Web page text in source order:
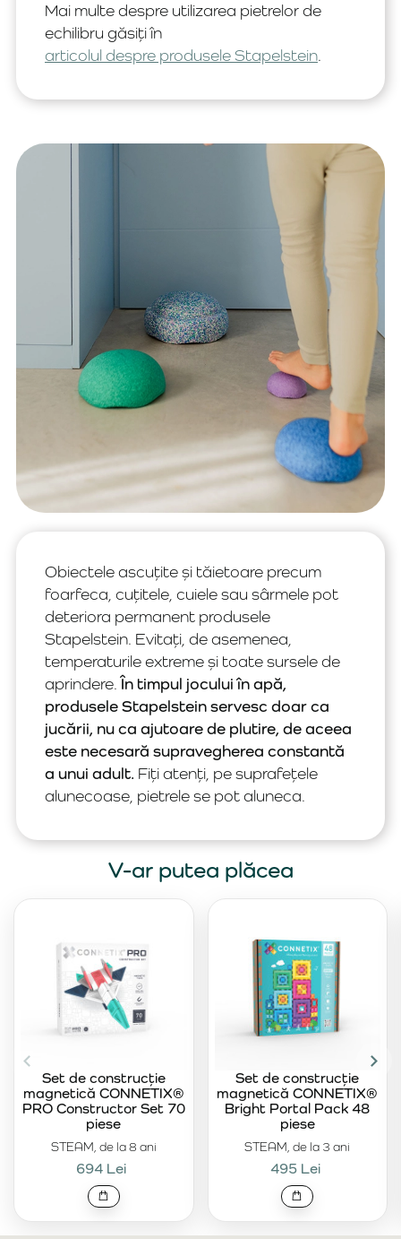
Mai multe despre utilizarea pietrelor de
echilibru găsiți în
articolul despre produsele Stapelstein.
Obiectele ascuțite și tăietoare precum
foarfeca, cuțitele, cuiele sau sârmele pot
deteriora permanent produsele
Stapelstein. Evitați, de asemenea,
temperaturile extreme și toate sursele de
aprindere.În timpul jocului în apă,
produsele Stapelstein servesc doar ca
jucării, nu ca ajutoare de plutire, de aceea
este necesară supravegherea constantă
a unui adult. Fiți atenți, pe suprafețele
alunecoase, pietrele se pot aluneca.
V-ar putea plăcea
STEAM, de la 8 ani
Set de construcție
magnetică CONNETIX®
PRO Constructor Set 70
piese
694 Lei
STEAM, de la 3 ani
Set de construcție
magnetică CONNETIX®
Bright Portal Pack 48
piese
495 Lei